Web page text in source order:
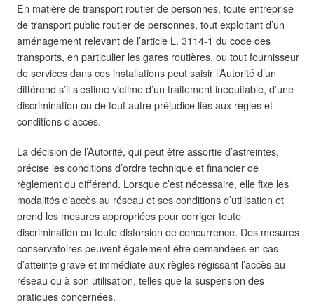
En matière de transport routier de personnes, toute entreprise
de transport public routier de personnes, tout exploitant d’un
aménagement relevant de l’article L. 3114-1 du code des
transports, en particulier les gares routières, ou tout fournisseur
de services dans ces installations peut saisir l’Autorité d’un
différend s’il s’estime victime d’un traitement inéquitable, d’une
discrimination ou de tout autre préjudice liés aux règles et
conditions d’accès.
La décision de l’Autorité, qui peut être assortie d’astreintes,
précise les conditions d’ordre technique et financier de
règlement du différend. Lorsque c’est nécessaire, elle fixe les
modalités d’accès au réseau et ses conditions d’utilisation et
prend les mesures appropriées pour corriger toute
discrimination ou toute distorsion de concurrence. Des mesures
conservatoires peuvent également être demandées en cas
d’atteinte grave et immédiate aux règles régissant l’accès au
réseau ou à son utilisation, telles que la suspension des
pratiques concernées.